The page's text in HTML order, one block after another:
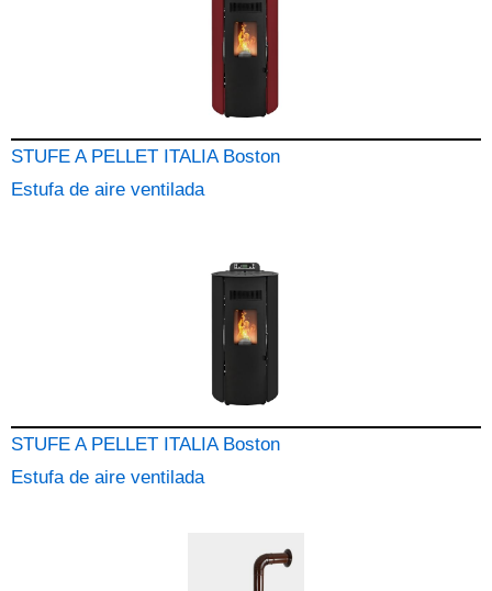
STUFE A PELLET ITALIA Boston
Estufa de aire ventilada
STUFE A PELLET ITALIA Boston
Estufa de aire ventilada